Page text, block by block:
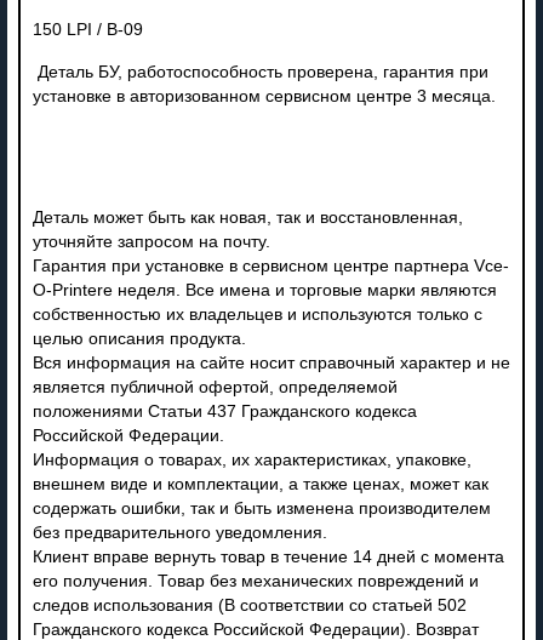
150 LPI / B-09
Деталь БУ, работоспособность проверена, гарантия при
установке в авторизованном сервисном центре 3 месяца.
Деталь может быть как новая, так и восстановленная,
уточняйте запросом на почту.
Гарантия при установке в сервисном центре партнера Vce-
O-Printere неделя. Все имена и торговые марки являются
собственностью их владельцев и используются только с
целью описания продукта.
Вся информация на сайте носит справочный характер и не
является публичной офертой, определяемой
положениями Статьи 437 Гражданского кодекса
Российской Федерации.
Информация о товарах, их характеристиках, упаковке,
внешнем виде и комплектации, а также ценах, может как
содержать ошибки, так и быть изменена производителем
без предварительного уведомления.
Клиент вправе вернуть товар в течение 14 дней с момента
его получения. Товар без механических повреждений и
следов использования (В соответствии со статьей 502
Гражданского кодекса Российской Федерации). Возврат